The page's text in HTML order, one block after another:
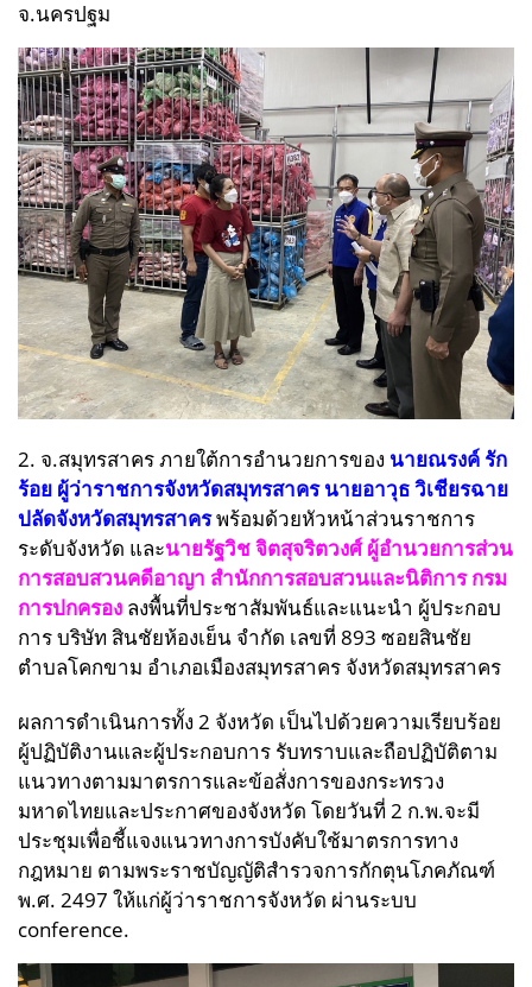
จ.นครปฐม
2. จ.สมุทรสาคร ภายใต้การอำนวยการของ นายณรงค์ รัก
ร้อย ผู้ว่าราชการจังหวัดสมุทรสาคร นายอาวุธ วิเชียรฉาย
ปลัดจังหวัดสมุทรสาครพร้อมด้วยหัวหน้าส่วนราชการ
ระดับจังหวัด และนายรัฐวิช จิตสุจริตวงศ์ ผู้อำนวยการส่วน
การสอบสวนคดีอาญา สำนักการสอบสวนและนิติการ กรม
การปกครอง ลงพื้นที่ประชาสัมพันธ์และแนะนำ ผู้ประกอบ
การ บริษัท สินชัยห้องเย็น จำกัด เลขที่ 893 ซอยสินชัย
ตำบลโคกขาม อำเภอเมืองสมุทรสาคร จังหวัดสมุทรสาคร
ผลการดำเนินการทั้ง 2 จังหวัด เป็นไปด้วยความเรียบร้อย
ผู้ปฏิบัติงานและผู้ประกอบการ รับทราบและถือปฏิบัติตาม
แนวทางตามมาตรการและข้อสั่งการของกระทรวง
มหาดไทยและประกาศของจังหวัด โดยวันที่ 2 ก.พ.จะมี
ประชุมเพื่อชี้แจงแนวทางการบังคับใช้มาตรการทาง
กฎหมาย ตามพระราชบัญญัติสำรวจการกักตุนโภคภัณฑ์
พ.ศ. 2497 ให้แก่ผู้ว่าราชการจังหวัด ผ่านระบบ
conference.